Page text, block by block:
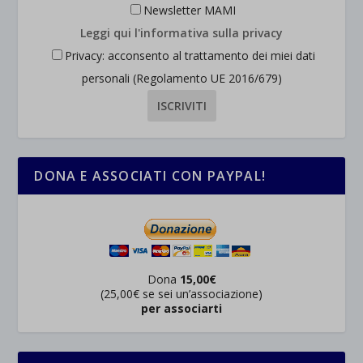
Newsletter MAMI
Leggi qui l'informativa sulla privacy
Privacy: acconsento al trattamento dei miei dati
personali (Regolamento UE 2016/679)
DONA E ASSOCIATI CON PAYPAL!
Dona 15,00€
(25,00€ se sei un’associazione)
per associarti